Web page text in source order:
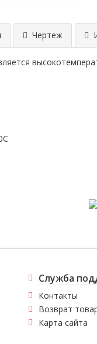
Чертеж
Служба
Контакты
Возврат
Карта сайта